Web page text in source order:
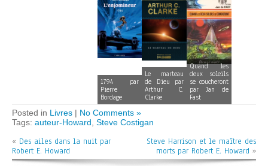
1794 par
Pierre
Bordage
Le marteau
de Dieu par
Arthur C.
Clarke
Quand les
deux soleils
se coucheront
par Jan de
Fast
Posted in Livres | No Comments »
Tags: auteur-Howard, Steve Costigan
« Des ailes dans la nuit par
Robert E. Howard
Steve Harrison et le maître des
morts par Robert E. Howard »